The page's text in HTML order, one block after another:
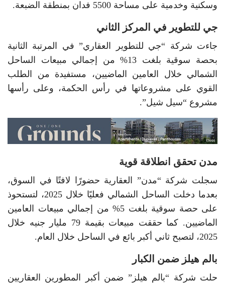
وسكنية وخدمية على مساحة 5500 فدان بمنطقة الضبعة.
جي للتطوير في المركز الثاني
جاءت شركة “جي للتطوير العقاري” في المرتبة الثانية
بحصة سوقية بلغت 13% من إجمالي مبيعات الساحل
الشمالي خلال العامين الماضيين، مستفيدة من الطلب
القوي على مشروعاتها في رأس الحكمة، وعلى رأسها
مشروع “سيل شيل”.
مدن تحقق انطلاقة قوية
سجلت شركة “مدن” العقارية حضورًا لافتًا في السوق،
بعدما دخلت الساحل الشمالي فعليًا خلال 2025، لتستحوذ
على حصة سوقية بلغت 5% من إجمالي مبيعات العامين
الماضيين. كما حققت مبيعات بقيمة 79 مليار جنيه خلال
2025، لتصبح ثاني أكبر بائع في الساحل خلال العام.
بالم هيلز ضمن الكبار
حلت شركة “بالم هيلز” ضمن أكبر المطورين العقاريين